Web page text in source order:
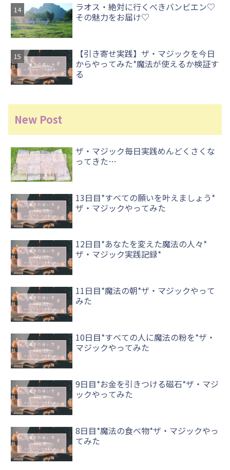
ラオス・絶対に行くべきバンビエン♡
その魅力をお届け♡
【引き寄せ実践】ザ・マジックを今日
からやってみた*魔法が使えるか検証す
る
New Post
ザ・マジック毎日実践めんどくさくな
ってきた…
13日目*すべての願いを叶えましょう*
ザ・マジックやってみた
12日目*あなたを変えた魔法の人々*
ザ・マジック実践記録*
11日目*魔法の朝*ザ・マジックやって
みた
10日目*すべての人に魔法の粉を*ザ・
マジックやってみた
9日目*お金を引きつける磁石*ザ・マジ
ックやってみた
8日目*魔法の食べ物*ザ・マジックやっ
てみた